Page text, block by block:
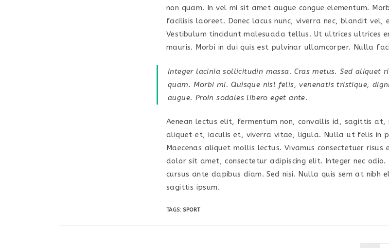
non quam. In vel mi sit amet augue congue elementum.
facilisis laoreet. Donec lacus nunc, viverra nec, blandit vel,
Vestibulum tincidunt malesuada tellus. Ut ultrices ultrices
mauris. Morbi in dui quis est pulvinar ullamcorper. Nulla
Integer lacinia sollicitudin massa. Cras metus. Sed aliquet
quam. Morbi mi. Quisque nisl felis, venenatis tristique,
augue. Proin sodales libero eget ante.
Aenean lectus elit, fermentum non, convallis id, sagittis at,
aliquet et, iaculis et, viverra vitae, ligula. Nulla ut felis in
Maecenas aliquet mollis lectus. Vivamus consectetuer risus
dolor sit amet, consectetur adipiscing elit. Integer nec odio.
cursus ante dapibus diam. Sed nisi. Nulla quis sem at nibh
sagittis ipsum.
TAGS:SPORT